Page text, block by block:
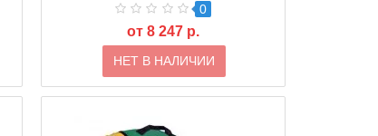
0
от 8 247 р.
НЕТ В НАЛИЧИИ